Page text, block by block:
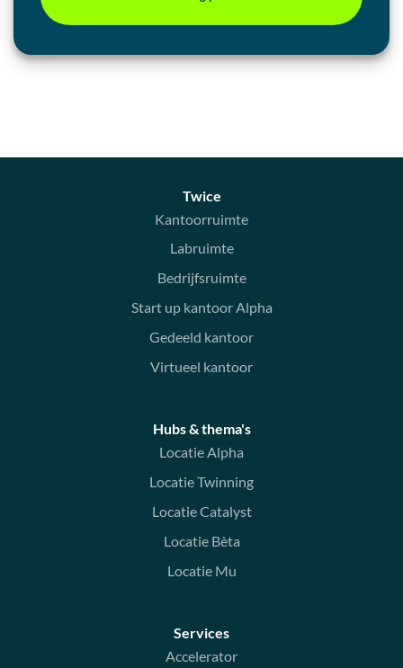
Twice
Kantoorruimte
Labruimte
Bedrijfsruimte
Start up kantoor Alpha
Gedeeld kantoor
Virtueel kantoor
Hubs & thema's
Locatie Alpha
Locatie Twinning
Locatie Catalyst
Locatie Bèta
Locatie Mu
Services
Accelerator